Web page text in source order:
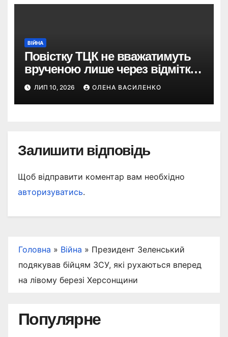
ВІЙНА
Повістку ТЦК не вважатимуть
врученою лише через відмітку
пошти: що пропонує новий
законопроєкт
ЛИП 10, 2026 ОЛЕНА ВАСИЛЕНКО
Залишити відповідь
Щоб відправити коментар вам необхідно
авторизуватись.
Головна » Війна » Президент Зеленський
подякував бійцям ЗСУ, які рухаються вперед
на лівому березі Херсонщини
Популярне